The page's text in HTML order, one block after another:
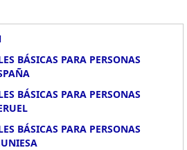
BÁSICAS PARA PERSONAS
BÁSICAS PARA PERSONAS
BÁSICAS PARA PERSONAS